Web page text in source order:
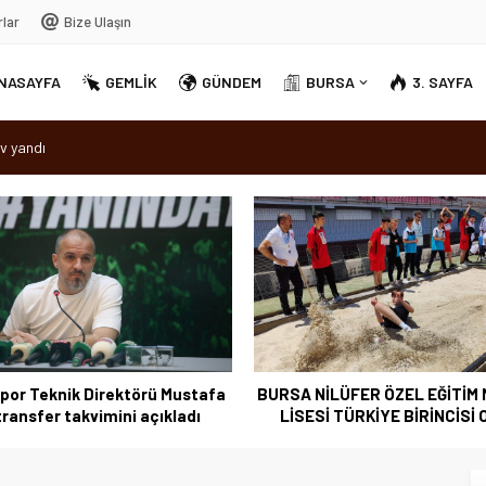
Bize Ulaşın
GEMLİK GÜNDEM BURSA 3. SAYFA
yandı
coşkuyla kutlandı
kadem bastı
Akıl” dönemi
Teknik Direktörü Mustafa
takvimini açıkladı
BURSA NİLÜFER ÖZEL EĞİTİM
LİSESİ TÜRKİYE BİRİNCİSİ